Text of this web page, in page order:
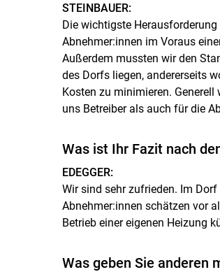
STEINBAUER:
Die wichtigste
Abnehmer:innen im Voraus
Außerdem mussten wir den
des Dorfs liegen, andererseits
Kosten zu minimieren.
uns Betreiber als auch für die
Was ist Ihr Fazit nach
EDEGGER:
Wir sind sehr zufrieden. Im
Abnehmer:innen schätzen vor
Betrieb einer eigenen Heizung
Was geben Sie anderen